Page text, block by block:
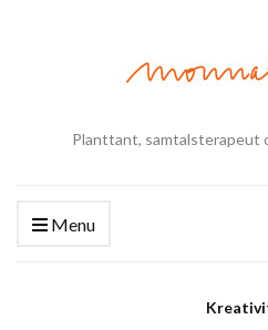
Planttant, samtalsterapeut
Menu